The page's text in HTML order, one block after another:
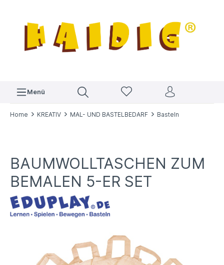
Menü
Home KREATIV MAL- UND BASTELBEDARF Basteln
BAUMWOLLTASCHEN ZUM
BEMALEN 5-ER SET